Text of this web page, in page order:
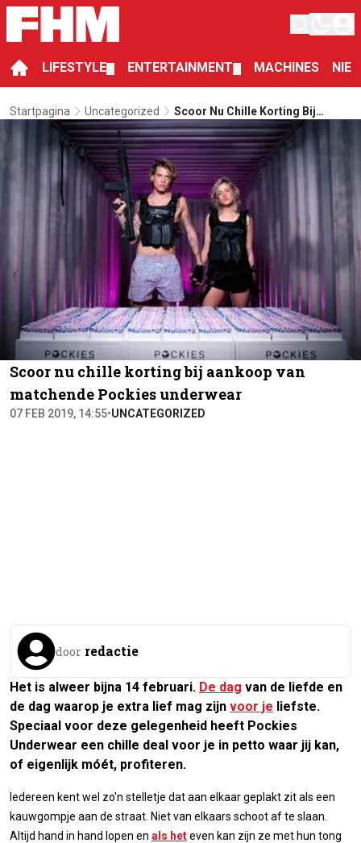
LIFESTYLE ENTERTAINMENT MACHINES
Startpagina Uncategorized
Scoor Nu Chille Korting Bij
Aankoop Van Matchende
Pockies Underwear
Scoor nu chille korting bij aankoop van
matchende Pockies underwear
07 FEB 2019, 14:55•UNCATEGORIZED
door redactie
Het is alweer bijna 14 februari. De dag van de liefde en
de dag waarop je extra lief mag zijn voor je liefste.
Speciaal voor deze gelegenheid heeft Pockies
Underwear een chille deal voor je in petto waar jij kan,
of eigenlijk móét, profiteren.
Iedereen kent wel zo'n stelletje dat aan elkaar geplakt zit als een
kauwgompje aan de straat. Niet van elkaars schoot af te slaan.
Altijd hand in hand lopen en als heteven kan zijn ze met hun tong